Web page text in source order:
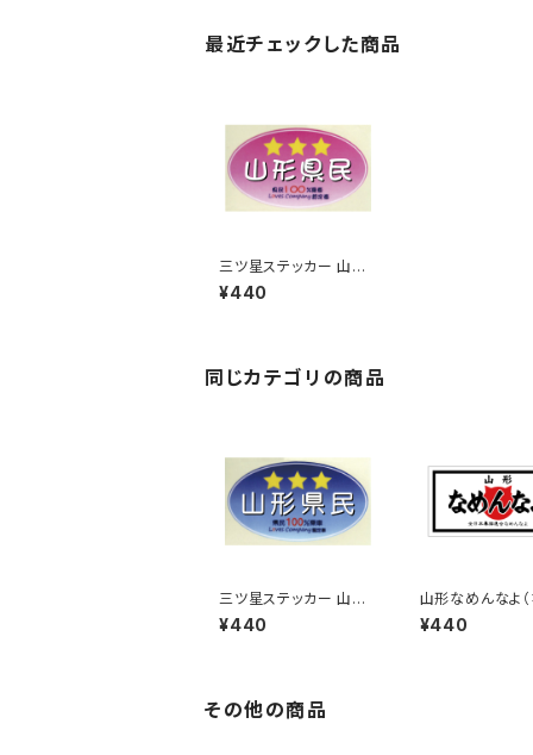
最近チェックした商品
三ツ星ステッカー 山形
県民(ピンク)
¥440
同じカテゴリの商品
三ツ星ステッカー 山形
県民(ブルー)
¥440
山形なめんなよ
こ）ご当地ステ
3
¥440
その他の商品